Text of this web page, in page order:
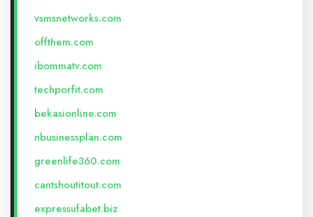
vsmsnetworks.com
offthem.com
ibommatv.com
techporfit.com
bekasionline.com
nbusinessplan.com
greenlife360.com
cantshoutitout.com
expressufabet.biz